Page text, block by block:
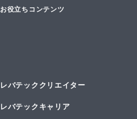
お役立ちコンテンツ
レバテッククリエイター
レバテックキャリア